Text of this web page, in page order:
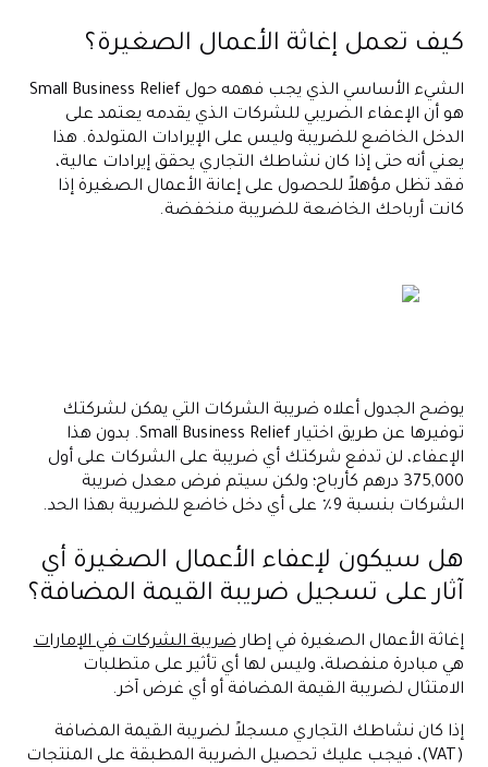
كيف تعمل إغاثة الأعمال الصغيرة؟
الشيء الأساسي الذي يجب فهمه حول Small Business Relief
هو أن الإعفاء الضريبي للشركات الذي يقدمه يعتمد على
الدخل الخاضع للضريبة وليس على الإيرادات المتولدة. هذا
يعني أنه حتى إذا كان نشاطك التجاري يحقق إيرادات عالية،
فقد تظل مؤهلاً للحصول على إعانة الأعمال الصغيرة إذا
كانت أرباحك الخاضعة للضريبة منخفضة.
يوضح الجدول أعلاه ضريبة الشركات التي يمكن لشركتك
توفيرها عن طريق اختيار Small Business Relief. بدون هذا
الإعفاء، لن تدفع شركتك أي ضريبة على الشركات على أول
375,000 درهم كأرباح؛ ولكن سيتم فرض معدل ضريبة
الشركات بنسبة 9٪ على أي دخل خاضع للضريبة بهذا الحد.
هل سيكون لإعفاء الأعمال الصغيرة أي
آثار على تسجيل ضريبة القيمة المضافة؟
إغاثة الأعمال الصغيرة في إطارضريبة الشركات في الإمارات
هي مبادرة منفصلة، وليس لها أي تأثير على متطلبات
الامتثال لضريبة القيمة المضافة أو أي غرض آخر.
إذا كان نشاطك التجاري مسجلاً لضريبة القيمة المضافة
(VAT)، فيجب عليك تحصيل الضريبة المطبقة على المنتجات